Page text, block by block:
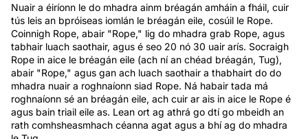
Nuair a éiríonn le do mhadra ainm bréagán amháin a fháil, cuir
tús leis an bpróiseas iomlán le bréagán eile, cosúil le Rope.
Coinnigh Rope, abair "Rope," lig do mhadra grab Rope, agus
tabhair luach saothair, agus é seo 20 nó 30 uair arís. Socraigh
Rope in aice le bréagán eile (ach ní an chéad bréagán, Tug),
abair "Rope," agus gan ach luach saothair a thabhairt do do
mhadra nuair a roghnaíonn siad Rope. Ná habair tada má
roghnaíonn sé an bréagán eile, ach cuir ar ais in aice le Rope é
agus bain triail eile as. Lean ort ag athrá go dtí go mbeidh an
rath comhsheasmhach céanna agat agus a bhí ag do mhadra